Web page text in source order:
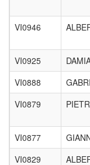
VI0946
VI0925
VI0888
VI0879
VI0877
VI0829